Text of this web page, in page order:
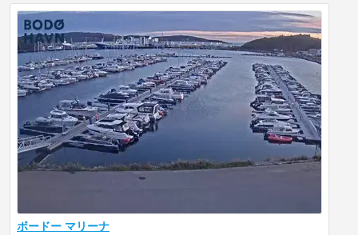
ボードー マリーナ